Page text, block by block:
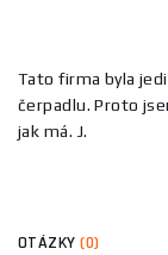
Tato firma byla
čerpadlu. Proto
jak má. J.
OTÁZKY(0)